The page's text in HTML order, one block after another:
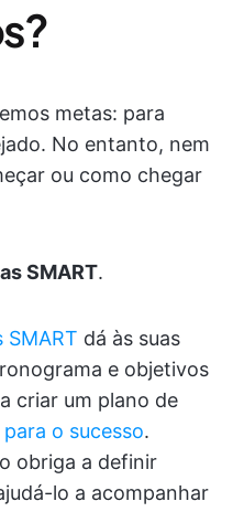
metas: para
No entanto, nem
ou como chegar
SMART.
SMART dá às suas
e objetivos
criar um plano de
o sucesso.
obriga a definir
lo a acompanhar